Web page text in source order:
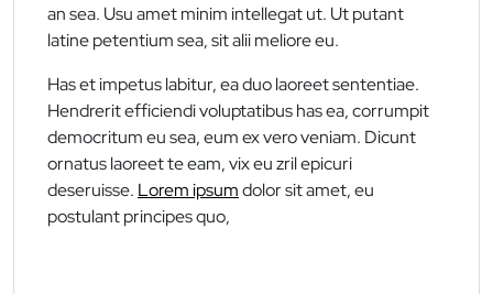
an sea. Usu amet minim intellegat ut. Ut putant
latine petentium sea, sit alii meliore eu.
Has et impetus labitur, ea duo laoreet sententiae.
Hendrerit efficiendi voluptatibus has ea, corrumpit
democritum eu sea, eum ex vero veniam. Dicunt
ornatus laoreet te eam, vix eu zril epicuri
deseruisse. Lorem ipsumdolor sit amet, eu
postulant principes quo,